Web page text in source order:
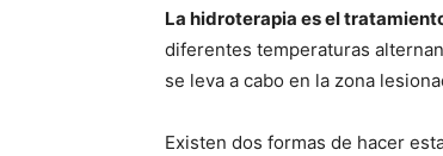
La hidroterapia es el
diferentes temperaturas
se leva a cabo en la zona
Existen dos formas de hacer